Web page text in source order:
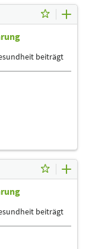
beiträgt
beiträgt